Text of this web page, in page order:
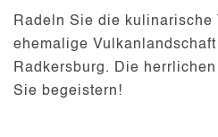
Radeln Sie die kulinarische
ehemalige
Radkersburg. Die
Sie begeistern!